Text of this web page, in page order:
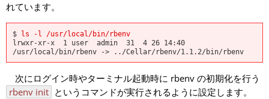
れています。
$ ls -l /usr/local/bin/rbenv
lrwxr-xr-x  1 user  admin  31  4 26 14:40
次にログイン時やターミナル起動時に rbenv の初期化を行う
rbenv init というコマンドが実行されるように設定します。